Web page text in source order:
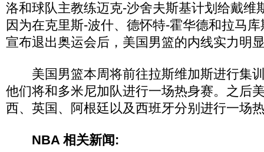
洛和球队主教练迈克-沙舍夫斯基计划给戴维
因为在克里斯-波什、德怀特-霍华德和拉马
宣布退出奥运会后，美国男篮的内线实力明
美国男篮本周将前往拉斯维加斯进行集
他们将和多米尼加队进行一场热身赛。之后
西、英国、阿根廷以及西班牙分别进行一场
NBA 相关新闻: